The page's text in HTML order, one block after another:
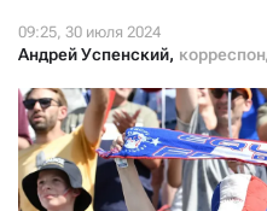
Андрей Успенский,
Нажимая кнопку «Стать
я принимаю условия и
СТАТЬ